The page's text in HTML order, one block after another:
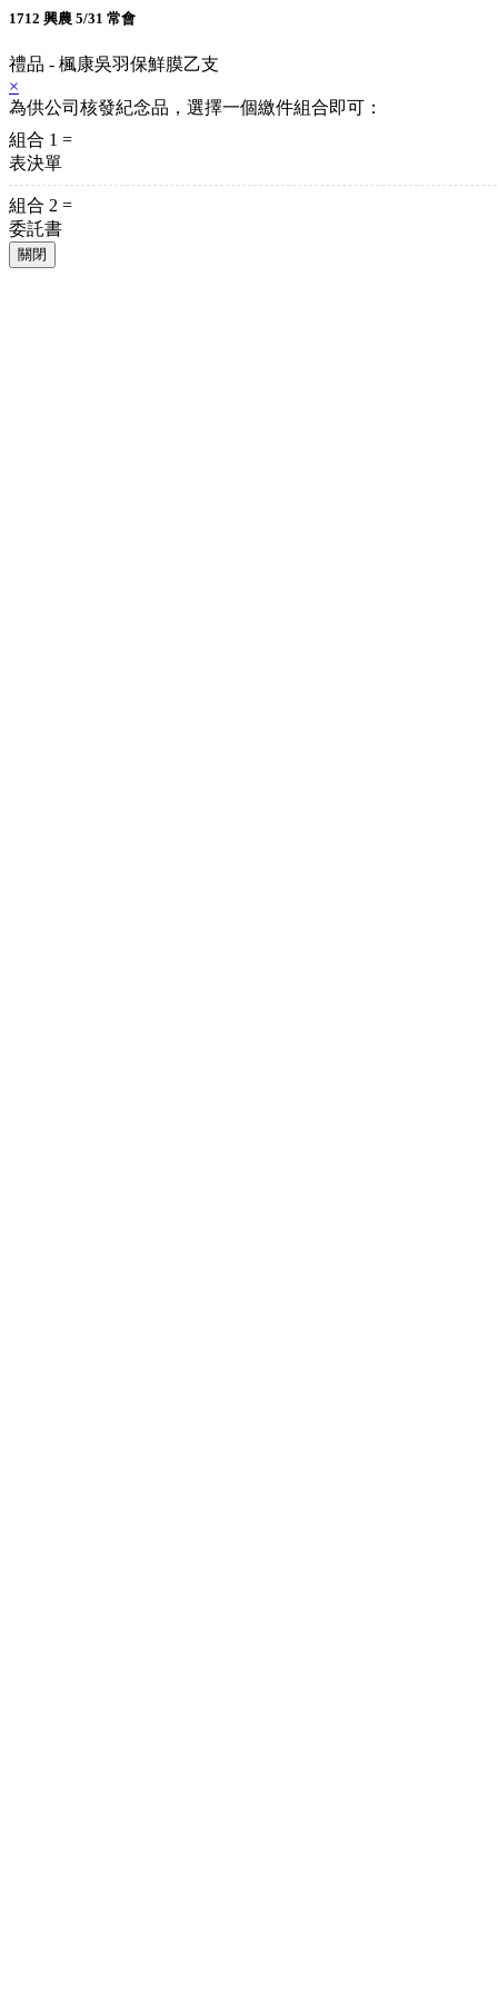
1712 興農 5/31 常會
禮品 - 楓康吳羽保鮮膜乙支
×
為供公司核發紀念品，選擇一個繳件組合即可：
組合 1 =
表決單
組合 2 =
委託書
關閉